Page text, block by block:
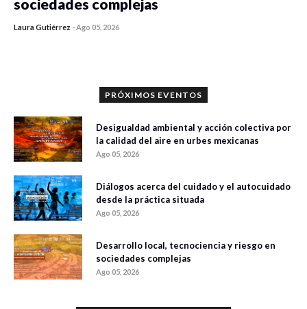
sociedades complejas
Laura Gutiérrez -Ago 05, 2026
PRÓXIMOS EVENTOS
Desigualdad ambiental y acción colectiva por
la calidad del aire en urbes mexicanas
Ago 05, 2026
Diálogos acerca del cuidado y el autocuidado
desde la práctica situada
Ago 05, 2026
Desarrollo local, tecnociencia y riesgo en
sociedades complejas
Ago 05, 2026